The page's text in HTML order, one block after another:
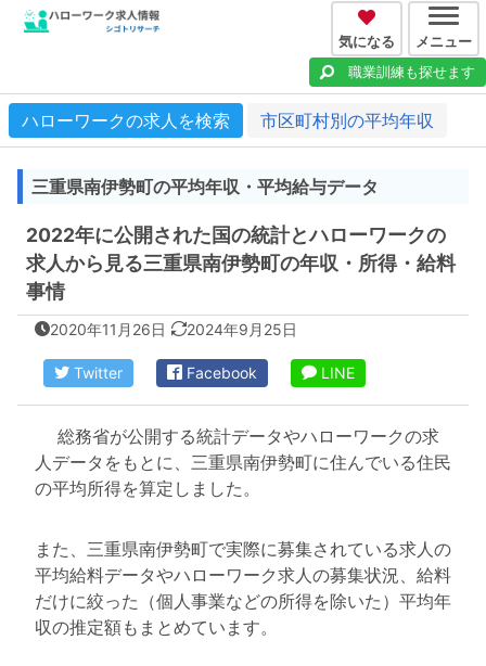
気になる メニュー
職業訓練も探せます
ハローワークの求人を検索 市区町村別の平均年収
三重県南伊勢町の平均年収・平均給与データ
2022年に公開された国の統計とハローワークの
求人から見る三重県南伊勢町の年収・所得・給料
事情
2020年11月26日 2024年9月25日
Twitter Facebook LINE
総務省が公開する統計データやハローワークの求
人データをもとに、三重県南伊勢町に住んでいる住民
の平均所得を算定しました。
また、三重県南伊勢町で実際に募集されている求人の
平均給料データやハローワーク求人の募集状況、給料
だけに絞った（個人事業などの所得を除いた）平均年
収の推定額もまとめています。